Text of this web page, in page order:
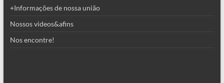
+Informações de nossa união
Nossos videos&afins
Nos encontre!